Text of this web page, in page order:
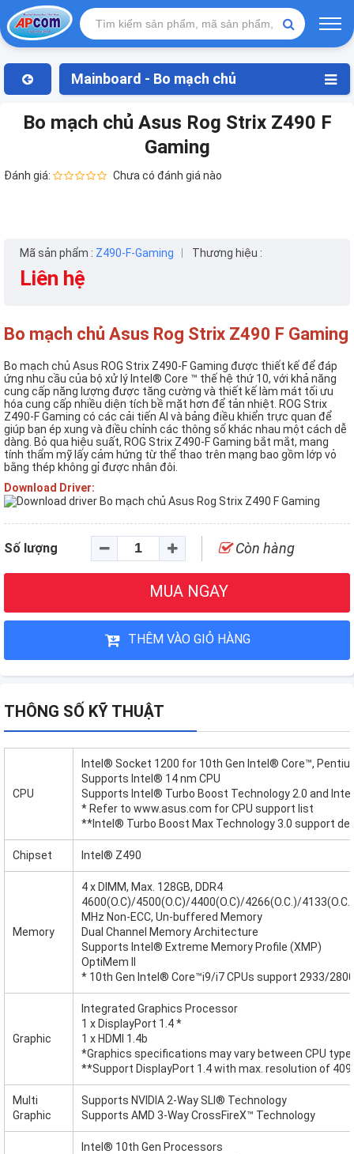
Mainboard - Bo mạch chủ
Bo mạch chủ Asus Rog Strix Z490 F
Gaming
Đánh giá: Chưa có đánh giá nào
Mã sản phẩm : Z490-F-Gaming Thương hiệu :
Liên hệ
Bo mạch chủ Asus Rog Strix Z490 F Gaming
Bo mạch chủ Asus ROG Strix Z490-F Gaming được thiết kế để đáp
ứng nhu cầu của bộ xử lý Intel® Core ™ thế hệ thứ 10, với khả năng
cung cấp năng lượng được tăng cường và thiết kế làm mát tối ưu
hóa cung cấp nhiều diện tích bề mặt hơn để tản nhiệt. ROG Strix
Z490-F Gaming có các cải tiến AI và bảng điều khiển trực quan để
giúp bạn ép xung và điều chỉnh các thông số khác nhau một cách dễ
dàng. Bỏ qua hiệu suất, ROG Strix Z490-F Gaming bắt mắt, mang
tính thẩm mỹ lấy cảm hứng từ thể thao trên mạng bao gồm lớp vỏ
bằng thép không gỉ được nhân đôi.
Download Driver:
Số lượng Còn hàng
MUA NGAY
THÊM VÀO GIỎ HÀNG
THÔNG SỐ KỸ THUẬT
CPU
Intel® Socket 1200 for 10th Gen Intel® Core™,
Supports Intel® 14 nm CPU
Supports Intel® Turbo Boost Technology 2.0 and
* Refer to www.asus.com for CPU support list
**Intel® Turbo Boost Max Technology 3.0 support
Chipset Intel® Z490
Memory
4 x DIMM, Max. 128GB, DDR4
4600(O.C)/4500(O.C)/4400(O.C)/4266(O.C.)/
MHz Non-ECC, Un-buffered Memory
Dual Channel Memory Architecture
Supports Intel® Extreme Memory Profile (XMP)
OptiMem II
* 10th Gen Intel® Core™i9/i7 CPUs support 2933/
Graphic
Integrated Graphics Processor
1 x DisplayPort 1.4 *
1 x HDMI 1.4b
*Graphics specifications may vary between CPU
**Support DisplayPort 1.4 with max. resolution of
Multi
Graphic
Supports NVIDIA 2-Way SLI® Technology
Supports AMD 3-Way CrossFireX™ Technology
Intel® 10th Gen Processors